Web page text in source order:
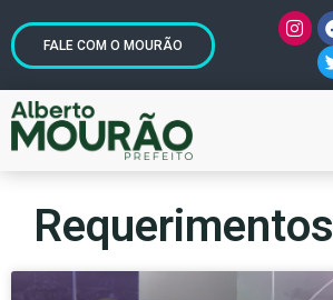
FALE COM O MOURÃO
Requerimentos